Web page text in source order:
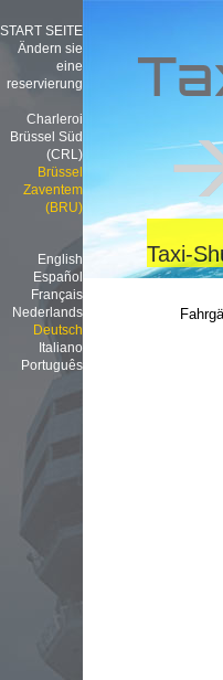
START SEITE
Ändern sie
eine
reservierung
Charleroi
Brüssel Süd
(CRL)
Brüssel
Zaventem
(BRU)
English
Español
Français
Nederlands
Deutsch
Italiano
Português
Taxi-